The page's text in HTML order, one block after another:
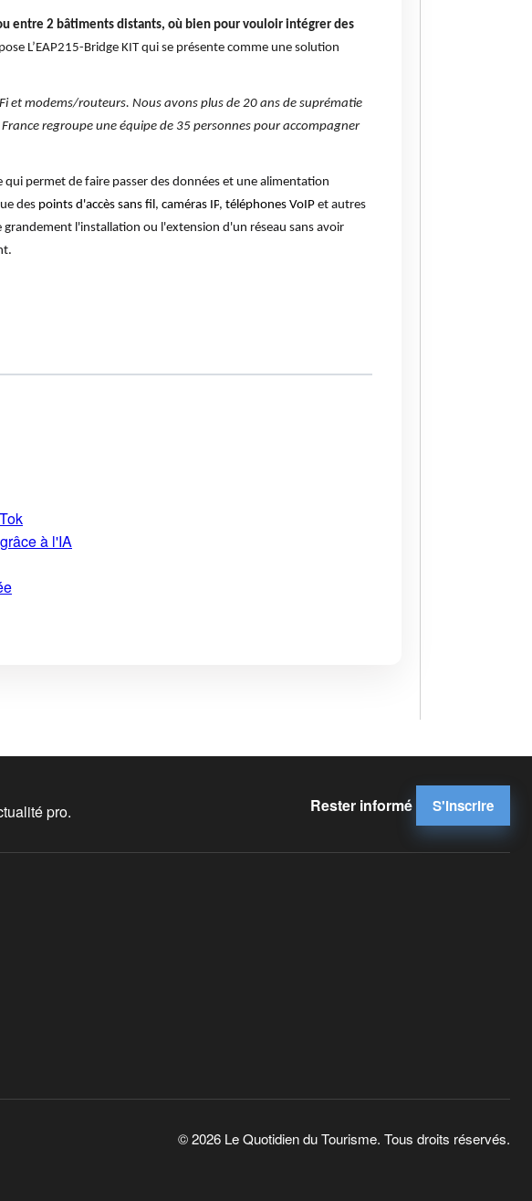
entre 2 bâtiments distants, où bien pour vouloir intégrer des
L’EAP215-Bridge KIT qui se présente comme une solution
et modems/routeurs. Nous avons plus de 20 ans de suprématie
regroupe une équipe de 35 personnes pour accompagner
permet de faire passer des données et une alimentation
des points d'accès sans fil , caméras IP, téléphones VoIP et autres
l'installation ou l'extension d'un réseau sans avoir
à l'IA
pro. Rester informé S'inscrire
© 2026 Le Quotidien du Tourisme. Tous droits réservés.